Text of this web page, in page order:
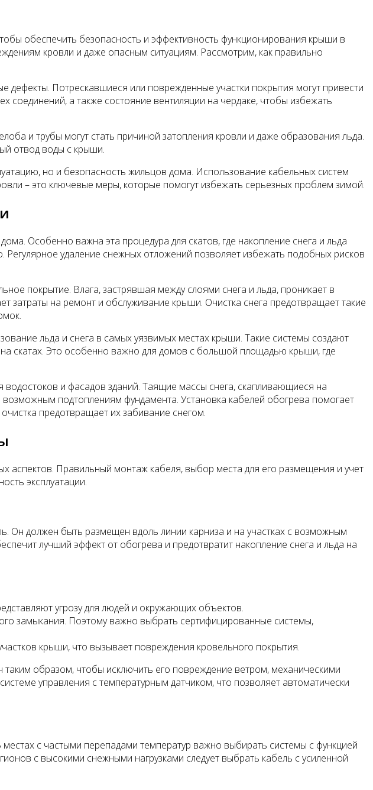
обеспечить безопасность и эффективность функционирования крыши в
кровли и даже опасным ситуациям. Рассмотрим, как правильно
Потрескавшиеся или поврежденные участки покрытия могут привести
соединений, а также состояние вентиляции на чердаке, чтобы избежать
и трубы могут стать причиной затопления кровли и даже образования льда.
отвод воды с крыши.
но и безопасность жильцов дома. Использование кабельных систем
– это ключевые меры, которые помогут избежать серьезных проблем зимой.
Особенно важна эта процедура для скатов, где накопление снега и льда
удаление снежных отложений позволяет избежать подобных рисков
покрытие. Влага, застрявшая между слоями снега и льда, проникает в
затраты на ремонт и обслуживание крыши. Очистка снега предотвращает такие
льда и снега в самых уязвимых местах крыши. Такие системы создают
скатах. Это особенно важно для домов с большой площадью крыши, где
и фасадов зданий. Таящие массы снега, скапливающиеся на
подтоплениям фундамента. Установка кабелей обогрева помогает
предотвращает их забивание снегом.
аспектов. Правильный монтаж кабеля, выбор места для его размещения и учет
эксплуатации.
Он должен быть размещен вдоль линии карниза и на участках с возможным
лучший эффект от обогрева и предотвратит накопление снега и льда на
угрозу для людей и окружающих объектов.
замыкания. Поэтому важно выбрать сертифицированные системы,
крыши, что вызывает повреждения кровельного покрытия.
образом, чтобы исключить его повреждение ветром, механическими
управления с температурным датчиком, что позволяет автоматически
с частыми перепадами температур важно выбирать системы с функцией
с высокими снежными нагрузками следует выбрать кабель с усиленной